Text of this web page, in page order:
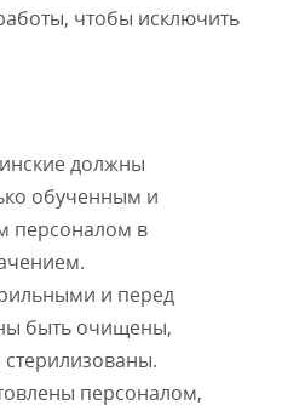
чтобы исключить
должны
обученным и
персоналом в
и перед
быть очищены,
персоналом,